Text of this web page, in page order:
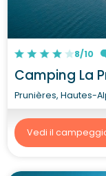
8/10
Camping La
Prunières, Hautes-
Vedi il